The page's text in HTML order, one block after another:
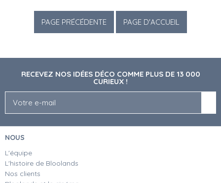
RECEVEZ NOS IDÉES DÉCO COMME PLUS DE 13 000
CURIEUX !
NOUS
L'équipe
L'histoire de Bloolands
Nos clients